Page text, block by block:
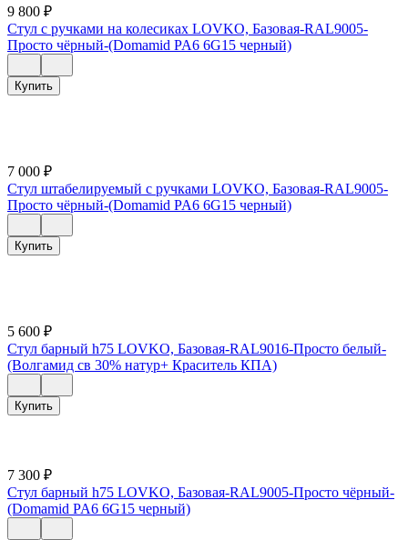
9 800 ₽
Стул с ручками на колесиках LOVKO, Базовая-RAL9005-
Просто чёрный-(Domamid PA6 6G15 черный)
Купить
7 000 ₽
Стул штабелируемый с ручками LOVKO, Базовая-RAL9005-
Просто чёрный-(Domamid PA6 6G15 черный)
Купить
5 600 ₽
Стул барный h75 LOVKO, Базовая-RAL9016-Просто белый-
(Волгамид св 30% натур+ Краситель КПА)
Купить
7 300 ₽
Стул барный h75 LOVKO, Базовая-RAL9005-Просто чёрный-
(Domamid PA6 6G15 черный)